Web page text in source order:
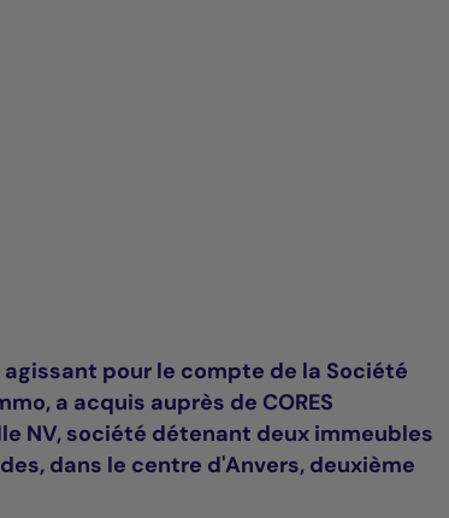
agissant pour le compte de la Société
a acquis auprès de CORES
NV, société détenant deux immeubles
dans le centre d'Anvers, deuxième